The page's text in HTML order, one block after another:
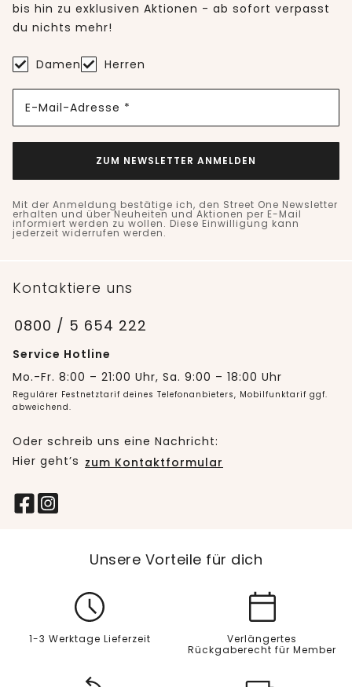
bis hin zu exklusiven Aktionen - ab sofort verpasst
du nichts mehr!
Damen Herren
E-Mail-Adresse *
ZUM NEWSLETTER ANMELDEN
Mit der Anmeldung bestätige ich, den Street One Newsletter
erhalten und über Neuheiten und Aktionen per E-Mail
informiert werden zu wollen. Diese Einwilligung kann
jederzeit widerrufen werden.
Kontaktiere uns
0800 / 5 654 222
Service Hotline
Mo.-Fr. 8:00 – 21:00 Uhr, Sa. 9:00 – 18:00 Uhr
Regulärer Festnetztarif deines Telefonanbieters, Mobilfunktarif ggf.
abweichend.
Oder schreib uns eine Nachricht:
Hier geht’s zum Kontaktformular
Unsere Vorteile für dich
1-3 Werktage Lieferzeit
Verlängertes
Rückgaberecht für Member